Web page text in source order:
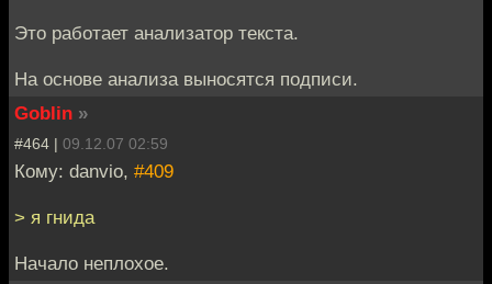
Это работает анализатор текста.
На основе анализа выносятся подписи.
Goblin »
#464 | 09.12.07 02:59
Кому: danvio, #409
> я гнида
Начало неплохое.